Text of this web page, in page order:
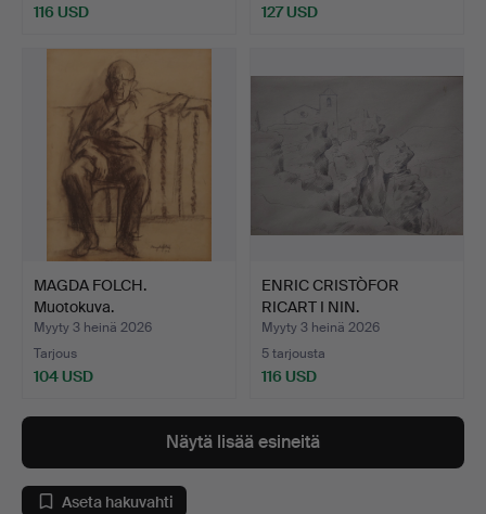
116 USD 127 USD
MAGDA FOLCH.
Muotokuva.
Myyty 3 heinä 2026
Tarjous
104 USD
ENRIC CRISTÒFOR
RICART I NIN.
Kirkkonäkymä.
Myyty 3 heinä 2026
5 tarjousta
116 USD
Näytä lisää esineitä
Aseta hakuvahti